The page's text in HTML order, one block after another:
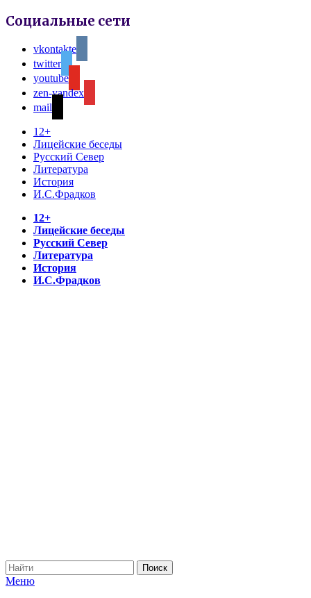
Социальные сети
vkontakte
twitter
youtube
zen-yandex
mail
12+
Лицейские беседы
Русский Север
Литература
История
И.С.Фрадков
12+
Лицейские беседы
Русский Север
Литература
История
И.С.Фрадков
Меню